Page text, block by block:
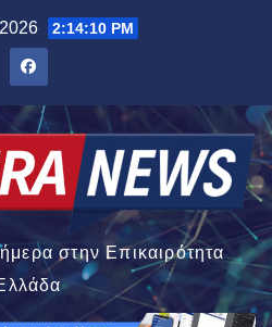
2:14:11 PM
στην Επικαιρότητα